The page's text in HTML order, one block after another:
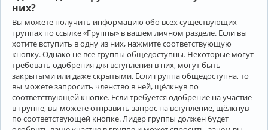
них?
Вы можете получить информацию обо всех существующих
группах по ссылке «Группы» в вашем личном разделе. Если вы
хотите вступить в одну из них, нажмите соответствующую
кнопку. Однако не все группы общедоступны. Некоторые могут
требовать одобрения для вступления в них, могут быть
закрытыми или даже скрытыми. Если группа общедоступна, то
вы можете запросить членство в ней, щёлкнув по
соответствующей кнопке. Если требуется одобрение на участие
в группе, вы можете отправить запрос на вступление, щёлкнув
по соответствующей кнопке. Лидер группы должен будет